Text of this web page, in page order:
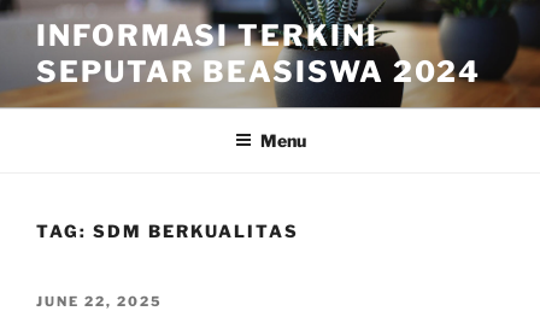
Skip
content
INFORMASI TERKINI
SEPUTAR BEASISWA 2024
Menu
TAG: SDM BERKUALITAS
POSTED
JUNE 22, 2025